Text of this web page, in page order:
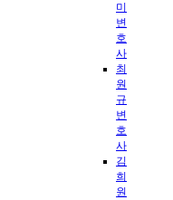
미
변
호
사
최
원
규
변
호
사
김
희
원